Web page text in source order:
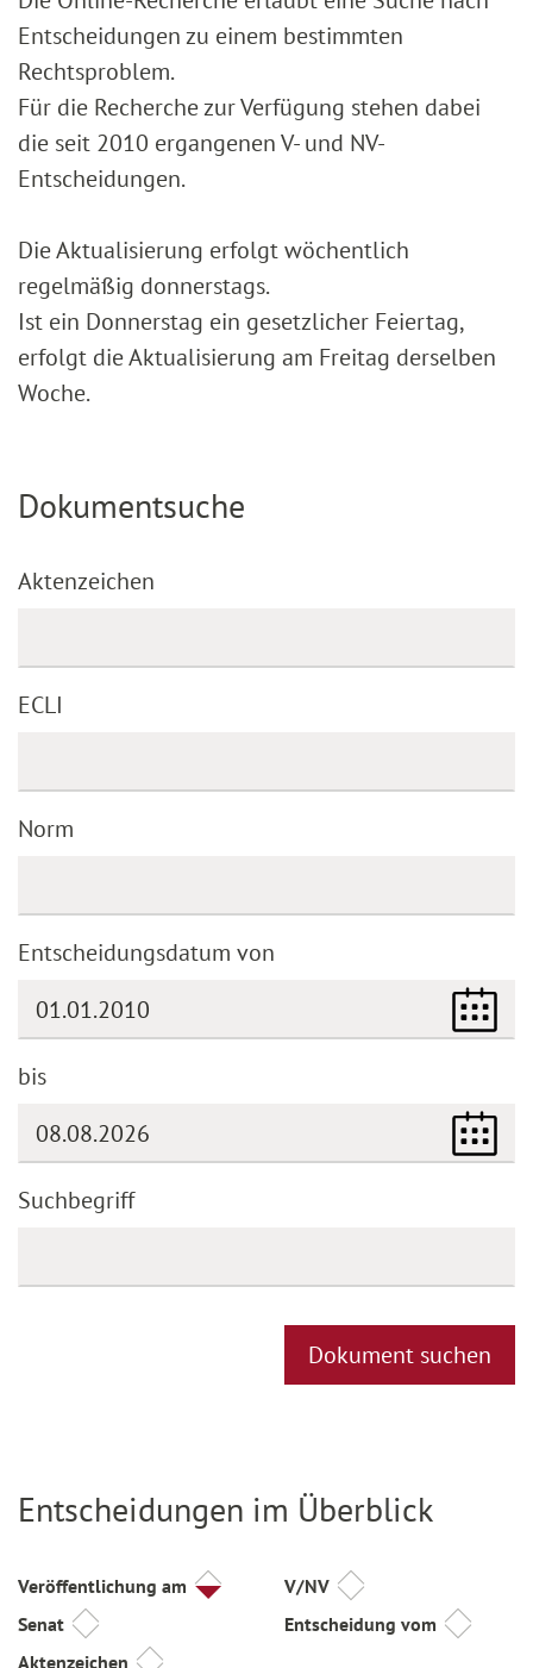
Entscheidungen zu einem bestimmten
Rechtsproblem.
Für die Recherche zur Verfügung stehen dabei
die seit 2010 ergangenen V- und NV-
Entscheidungen.
Die Aktualisierung erfolgt wöchentlich
regelmäßig donnerstags.
Ist ein Donnerstag ein gesetzlicher Feiertag,
erfolgt die Aktualisierung am Freitag derselben
Woche.
Dokumentsuche
Aktenzeichen
ECLI
Norm
Entscheidungsdatum von
bis
Suchbegriff
Dokument suchen
Entscheidungen im Überblick
Veröffentlichung am
V/NV
Senat
Entscheidung vom
Aktenzeichen
Titel